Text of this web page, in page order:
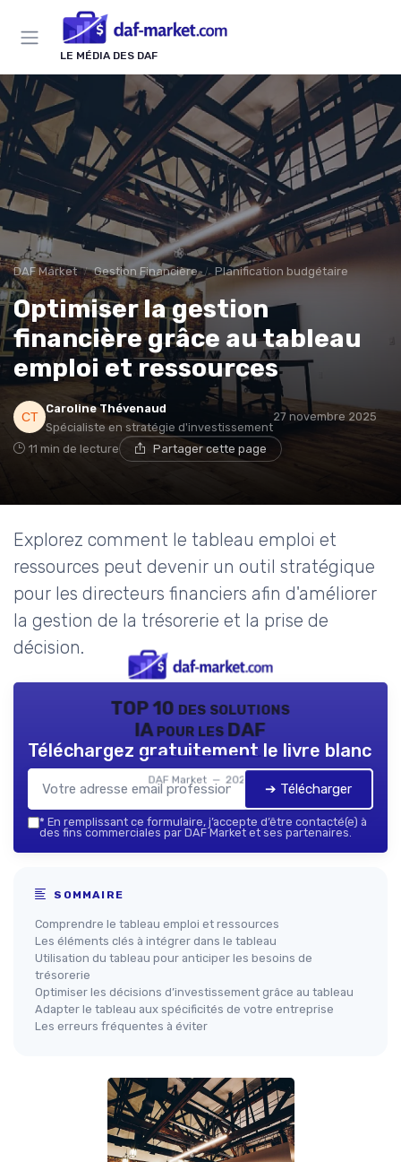
LE MÉDIA DES DAF
DAF Market Gestion Financière Planification budgétaire
Optimiser la gestion
financière grâce au tableau
emploi et ressources
Caroline Thévenaud
Spécialiste en stratégie d'investissement
27 novembre 2025
11 min de lecture Partager cette page
Explorez comment le tableau emploi et
ressources peut devenir un outil stratégique
pour les directeurs financiers afin d'améliorer
la gestion de la trésorerie et la prise de
décision.
TOP 10 des solutions
IA pour les DAF
DAF Market — 2026
Téléchargez gratuitement le livre blanc
➔ Télécharger
* En remplissant ce formulaire, j’accepte d’être contacté(e) à
des fins commerciales par DAF Market et ses partenaires.
SOMMAIRE
Comprendre le tableau emploi et ressources
Les éléments clés à intégrer dans le tableau
Utilisation du tableau pour anticiper les besoins de
trésorerie
Optimiser les décisions d’investissement grâce au tableau
Adapter le tableau aux spécificités de votre entreprise
Les erreurs fréquentes à éviter
Panneau de gestion des cookies